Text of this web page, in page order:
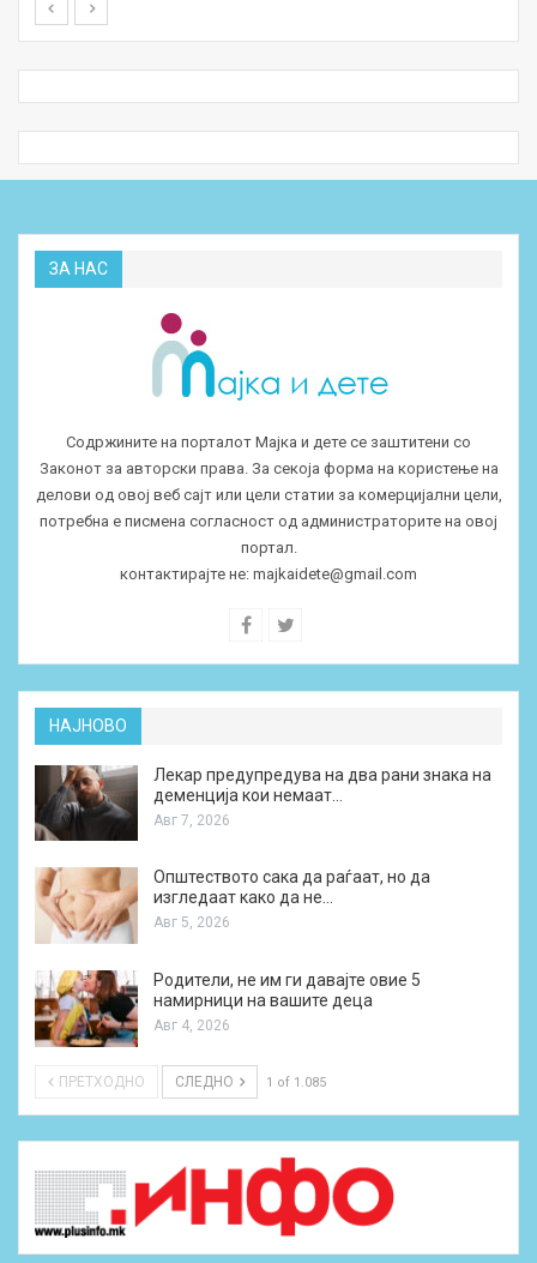
ЗА НАС
Содржините на порталот Мајка и дете се заштитени со
Законот за авторски права. За секоја форма на користење на
делови од овој веб сајт или цели статии за комерцијални цели,
потребна е писмена согласност од администраторите на овој
портал.
контактирајте не: majkaidete@gmail.com
НАЈНОВО
Лекар предупредува на два рани знака на
деменција кои немаат…
Авг 7, 2026
Општеството сака да раѓаат, но да
изгледаат како да не…
Авг 5, 2026
Родители, не им ги давајте овие 5
намирници на вашите деца
Авг 4, 2026
ПРЕТХОДНО СЛЕДНО 1 of 1.085